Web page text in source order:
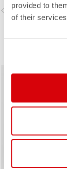
provided to
of their
long-distance
it's also a great-
off the bike.